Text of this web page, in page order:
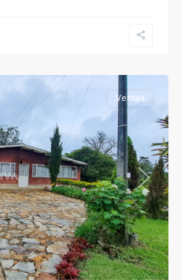
Next
Ventas